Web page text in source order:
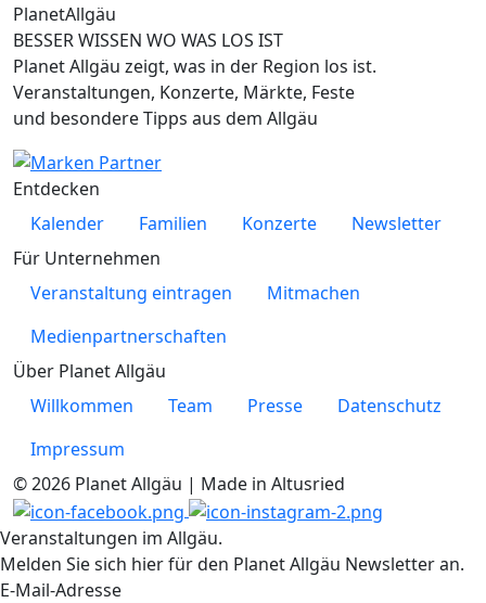
PlanetAllgäu
BESSER WISSEN WO WAS LOS IST
Planet Allgäu zeigt, was in der Region los ist.
Veranstaltungen, Konzerte, Märkte, Feste
und besondere Tipps aus dem Allgäu
Entdecken
Kalender
Familien Konzerte
Newsletter
Für Unternehmen
Veranstaltung eintragen
Mitmachen
Medienpartnerschaften
Über Planet Allgäu
Willkommen
Team Presse
Datenschutz
Impressum
© 2026 Planet Allgäu | Made in Altusried
Veranstaltungen im Allgäu.
Melden Sie sich hier für den Planet Allgäu Newsletter an.
E-Mail-Adresse